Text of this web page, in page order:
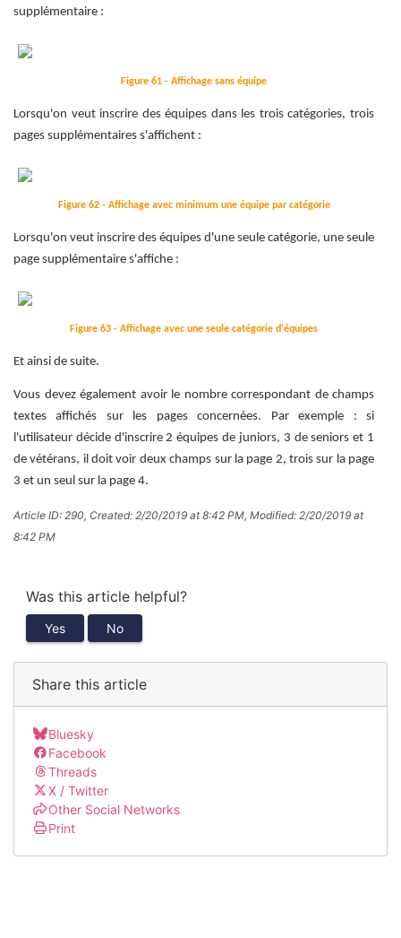
supplémentaire :
Figure 61 - Affichage sans équipe
Lorsqu'on veut inscrire des équipes dans les trois catégories, trois
pages supplémentaires s'affichent :
Figure 62 - Affichage avec minimum une équipe par catégorie
Lorsqu'on veut inscrire des équipes d'une seule catégorie, une seule
page supplémentaire s'affiche :
Figure 63 - Affichage avec une seule catégorie d'équipes
Et ainsi de suite.
Vous devez également avoir le nombre correspondant de champs
textes affichés sur les pages concernées. Par exemple : si
l'utilisateur décide d'inscrire 2 équipes de juniors, 3 de seniors et 1
de vétérans, il doit voir deux champs sur la page 2, trois sur la page
3 et un seul sur la page 4.
Article ID: 290, Created: 2/20/2019 at 8:42 PM, Modified: 2/20/2019 at
8:42 PM
Was this article helpful?
Yes No
Share this article
Bluesky
Facebook
Threads
X / Twitter
Other Social Networks
Print